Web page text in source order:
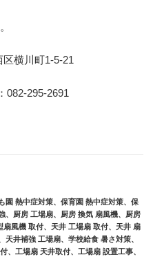
横川町1-5-21
082-295-2691
園 熱中症対策、 保育園 熱中症対策、 保
、 厨房 工場扇、 厨房 換気 扇風機、
厨房
扇風機 取付、 天井 工場扇 取付、
天井 扇
天井補強 工場扇、 学校給食 暑さ対策、
、 工場扇 天井取付、 工場扇 設置工事、